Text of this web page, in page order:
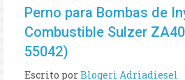
Perno para Bombas de
Combustible Sulzer
55042)
Escrito porBlogeri Adriadiesel